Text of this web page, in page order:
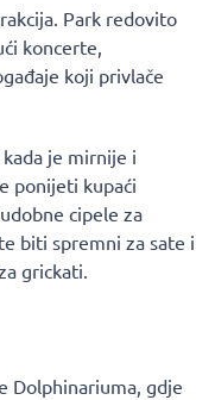
Park redovito
koncerte,
koji privlače
je mirnije i
ponijeti kupaći
cipele za
biti spremni za sate i
grickati.
Dolphinariuma, gdje